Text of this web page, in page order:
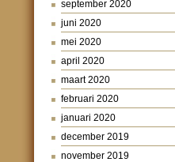
september 2020
juni 2020
mei 2020
april 2020
maart 2020
februari 2020
januari 2020
december 2019
november 2019